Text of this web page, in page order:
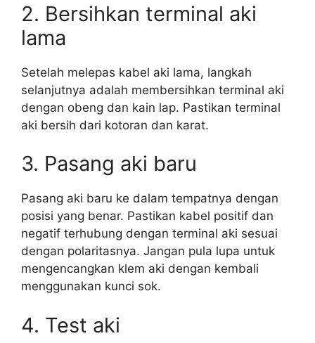
2. Bersihkan terminal aki
lama
Setelah melepas kabel aki lama, langkah
selanjutnya adalah membersihkan terminal aki
dengan obeng dan kain lap. Pastikan terminal
aki bersih dari kotoran dan karat.
3. Pasang aki baru
Pasang aki baru ke dalam tempatnya dengan
posisi yang benar. Pastikan kabel positif dan
negatif terhubung dengan terminal aki sesuai
dengan polaritasnya. Jangan pula lupa untuk
mengencangkan klem aki dengan kembali
menggunakan kunci sok.
4. Test aki